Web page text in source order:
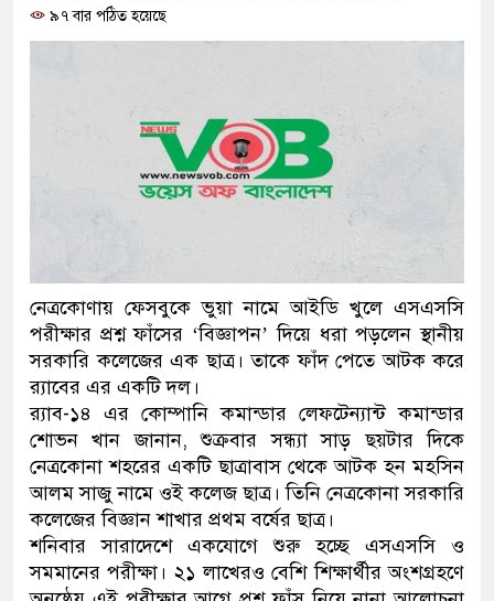
সিল-স্বাক্ষর জালিয়াতি চক্রের পাঁচ
উদ্ধার
জনগণ পরিবর্তন চেয়েছে
মিরপুর মডেল থানার
মাদক কারবারি গ্রেফতার
থানা পুলিশ
যেকোনো সময় বেনজীরের
নেতৃত্ব ও গণতন্ত্রের মূর্তমান
৯৭ বার পঠিত হয়েছে
নেত্রকোণায় ফেসবুকে ভুয়া নামে আইডি খুলে এসএসসি
পরীক্ষার প্রশ্ন ফাঁসের ‘বিজ্ঞাপন’ দিয়ে ধরা পড়লেন স্থানীয়
সরকারি কলেজের এক ছাত্র। তাকে ফাঁদ পেতে আটক করে
র‌্যাবের এর একটি দল।
র‌্যাব-১৪ এর কোম্পানি কমান্ডার লেফটেন্যান্ট কমান্ডার
শোভন খান জানান, শুক্রবার সন্ধ্যা সাড় ছয়টার দিকে
নেত্রকোনা শহরের একটি ছাত্রাবাস থেকে আটক হন মহসিন
আলম সাজু নামে ওই কলেজ ছাত্র। তিনি নেত্রকোনা সরকারি
কলেজের বিজ্ঞান শাখার প্রথম বর্ষের ছাত্র।
শনিবার সারাদেশে একযোগে শুরু হচ্ছে এসএসসি ও
সমমানের পরীক্ষা। ২১ লাখেরও বেশি শিক্ষার্থীর অংশগ্রহণে